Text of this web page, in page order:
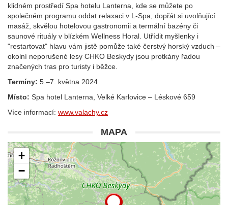
klidném prostředí Spa hotelu Lanterna, kde se můžete po
společném programu oddat relaxaci v L-Spa, dopřát si uvolňující
masáž, skvělou hotelovou gastronomii a termální bazény či
saunové rituály v blízkém Wellness Horal. Utřídit myšlenky i
"restartovat" hlavu vám jistě pomůže také čerstvý horský vzduch –
okolní neporušené lesy CHKO Beskydy jsou protkány řadou
značených tras pro turisty i běžce.
Termíny: 5.–7. května 2024
Místo: Spa hotel Lanterna, Velké Karlovice – Léskové 659
Více informací: www.valachy.cz
MAPA
+
−